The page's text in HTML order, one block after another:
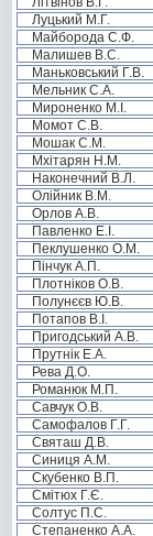
Луцький М.Г.
Майборода С.Ф.
Малишев В.С.
Маньковський Г.В.
Мельник С.А.
Мироненко М.І.
Момот С.В.
Мошак С.М.
Мхітарян Н.М.
Наконечний В.Л.
Олійник В.М.
Орлов А.В.
Павленко Е.І.
Пеклушенко О.М.
Пінчук А.П.
Плотніков О.В.
Полунєєв Ю.В.
Потапов В.І.
Пригодський А.В.
Прутнік Е.А.
Рева Д.О.
Романюк М.П.
Савчук О.В.
Самофалов Г.Г.
Святаш Д.В.
Синиця А.М.
Скубенко В.П.
Смітюх Г.Є.
Солтус П.С.
Степаненко А.А.